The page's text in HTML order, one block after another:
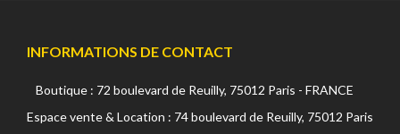
INFORMATIONS DE CONTACT
Boutique : 72 boulevard de Reuilly, 75012 Paris - FRANCE
Espace vente & Location : 74 boulevard de Reuilly, 75012 Paris